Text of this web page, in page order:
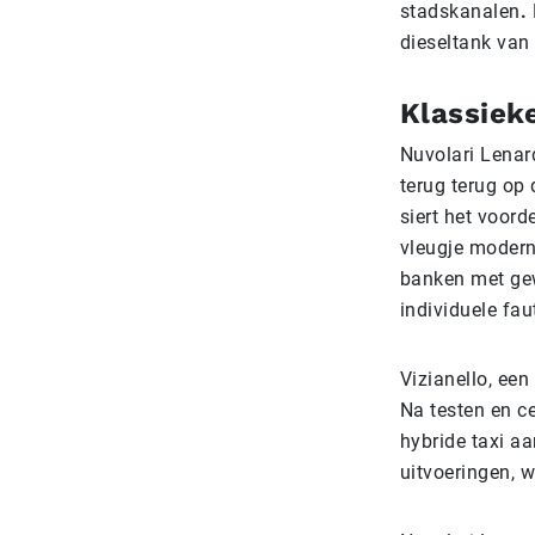
stadskanalen.
dieseltank van
Nuvolari
terug terug op
siert het
vleugje
banken met
individuele
Vizianello,
Na testen en
hybride taxi
uitvoeringen,